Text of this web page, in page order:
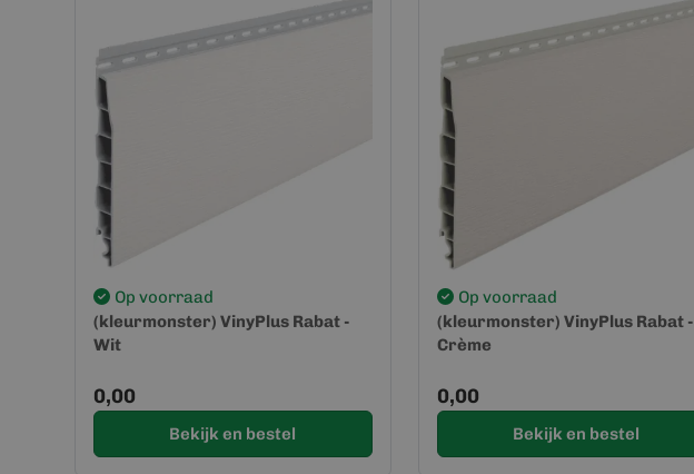
Op voorraad
(kleurmonster) VinyPlus Rabat -
Wit
0,00
Bekijk en bestel
Op voorraad
(kleurmonster) VinyPlus Rabat -
Crème
0,00
Bekijk en bestel